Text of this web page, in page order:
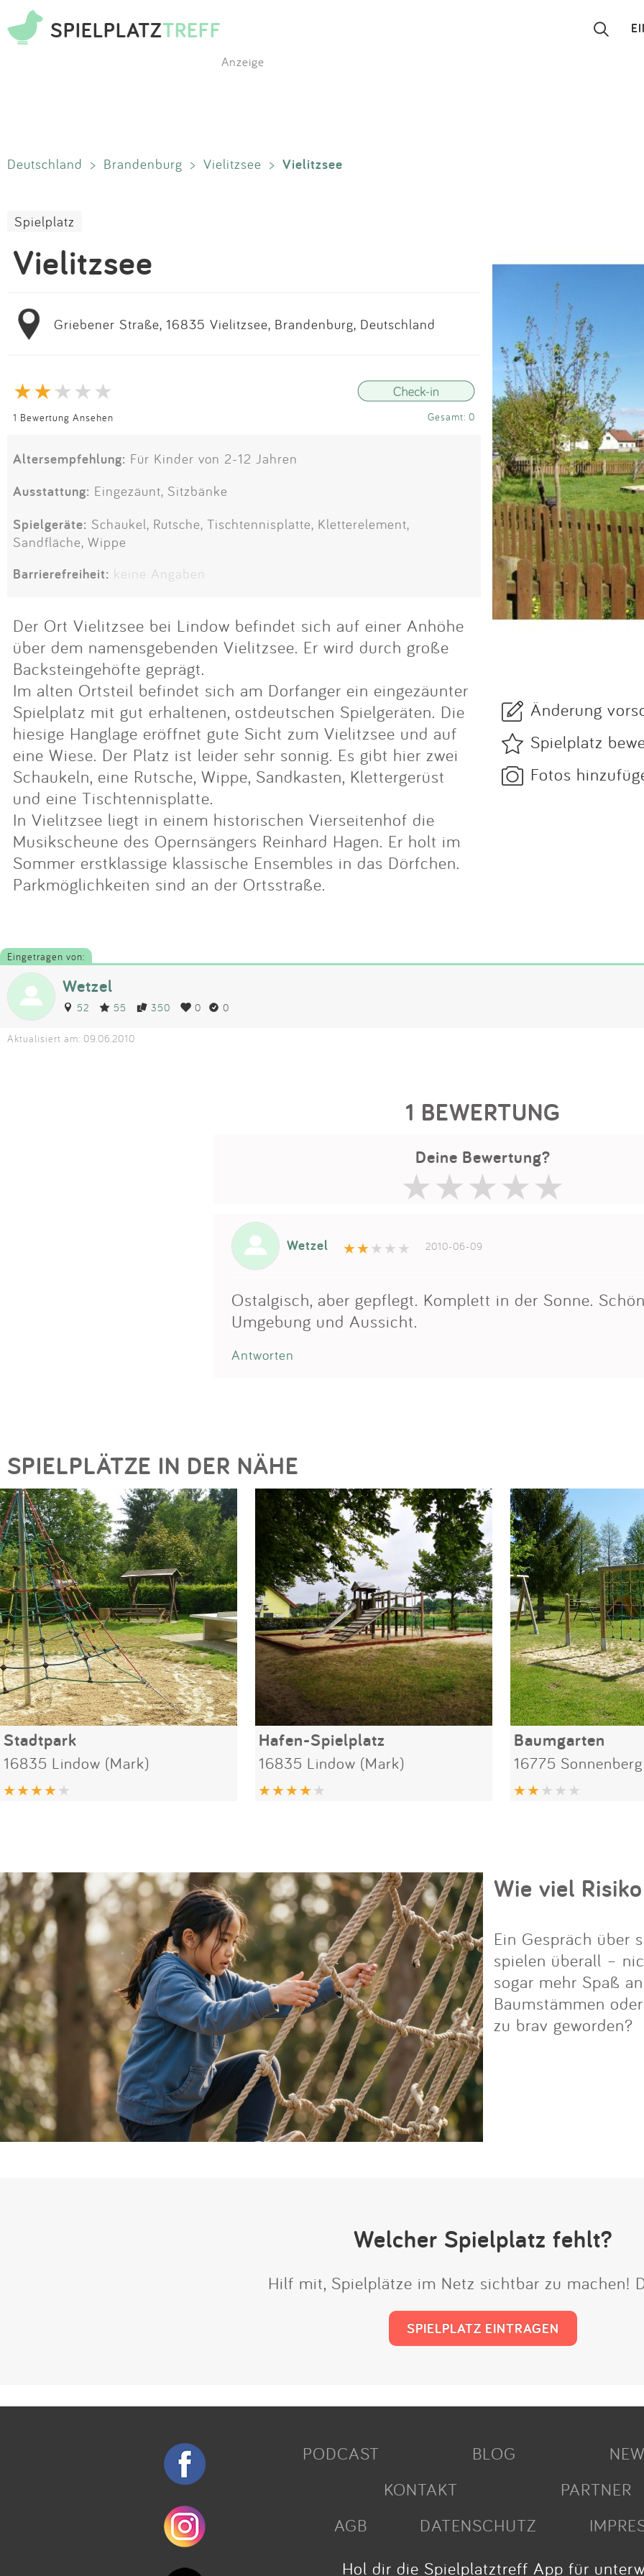
SPIELPLATZTREFF
Impressum
Anmelden
Anzeige
Deutschland > Brandenburg > Vielitzsee > Vielitzsee
Spielplatz
Vielitzsee
Griebener Straße, 16835 Vielitzsee, Brandenburg, Deutschland
1 Bewertung Ansehen Gesamt: 0
Altersempfehlung: Für Kinder von 2-12 Jahren
Ausstattung: Eingezäunt, Sitzbänke
Spielgeräte: Schaukel, Rutsche, Tischtennisplatte, Kletterelement,
Sandfläche, Wippe
Barrierefreiheit: keine Angaben
Der Ort Vielitzsee bei Lindow befindet sich auf einer Anhöhe
über dem namensgebenden Vielitzsee. Er wird durch große
Backsteingehöfte geprägt.
Im alten Ortsteil befindet sich am Dorfanger ein eingezäunter
Spielplatz mit gut erhaltenen, ostdeutschen Spielgeräten. Die
hiesige Hanglage eröffnet gute Sicht zum Vielitzsee und auf
eine Wiese. Der Platz ist leider sehr sonnig. Es gibt hier zwei
Schaukeln, eine Rutsche, Wippe, Sandkasten, Klettergerüst
und eine Tischtennisplatte.
In Vielitzsee liegt in einem historischen Vierseitenhof die
Musikscheune des Opernsängers Reinhard Hagen. Er holt im
Sommer erstklassige klassische Ensembles in das Dörfchen.
Parkmöglichkeiten sind an der Ortsstraße.
Änderung
Spielplatz
Fotos
Eingetragen von:
Wetzel
52 55 350 0 0
Aktualisiert am: 09.06.2010
1 BEWERTUNG
Deine Bewertung?
Wetzel 2010-06-09
Ostalgisch, aber gepflegt. Komplett in der Sonne.
Umgebung und Aussicht.
Antworten
SPIELPLÄTZE IN DER NÄHE
Stadtpark
16835 Lindow (Mark)
Hafen-Spielplatz
16835 Lindow (Mark)
Baumgarten
16775 Sonnenberg
Wie viel
Ein Gespräch über
spielen überall –
sogar mehr Spaß
Baumstämmen
zu brav geworden?
Welcher Spielplatz fehlt?
Hilf mit, Spielplätze im Netz sichtbar zu machen!
SPIELPLATZ EINTRAGEN
PODCAST BLOG
KONTAKT
PARTNER
AGB
DATENSCHUTZ
Hol dir die Spielplatztreff App für